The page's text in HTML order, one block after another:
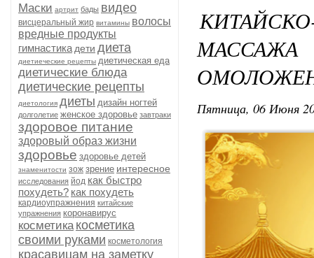
Маски артрит бады видео
висцеральный жир витамины волосы
вредные продукты
гимнастика дети диета
диетиеческие рецепты диетическая еда
диетические блюда
диетические рецепты
диетология диеты дизайн ногтей
долголетие женское здоровье завтраки
здоровое питание
здоровый образ жизни
здоровье здоровье детей
знаменитости зож зрение интересное
исследования йод как быстро
похудеть? как похудеть
кардиоупражнения китайские
упражнения коронавирус
косметика косметика
своими руками косметология
красавицам на заметку
Пятница, 06 Июня